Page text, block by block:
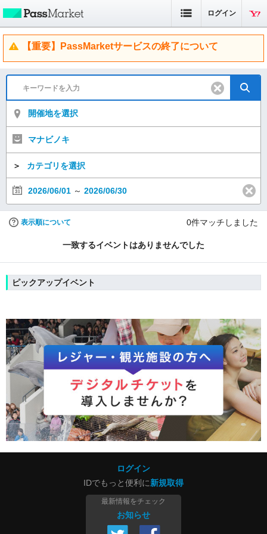
ログイン
【重要】PassMarketサービスの終了について
開催地を選択
マナビノキ
＞ カテゴリを選択
2026/06/01 ～ 2026/06/30
表示順について 0件マッチしました
一致するイベントはありませんでした
ピックアップイベント
ログイン
IDでもっと便利に新規取得
最新情報をチェック
お知らせ